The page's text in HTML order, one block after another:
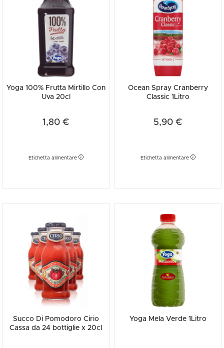
Yoga 100% Frutta Mirtillo Con
Uva 20cl
1,80 €
Etichetta alimentare
Ocean Spray Cranberry
Classic 1Litro
5,90 €
Etichetta alimentare
Succo Di Pomodoro Cirio
Cassa da 24 bottiglie x 20cl
Yoga Mela Verde 1Litro